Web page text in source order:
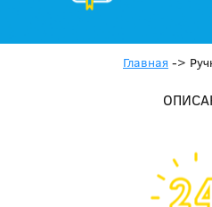
Главная ->